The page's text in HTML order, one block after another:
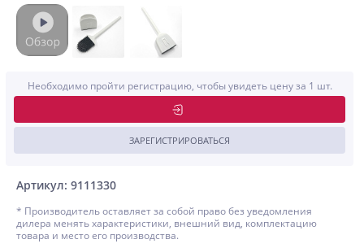
Артикул: 9111330
Необходимо пройти регистрацию, чтобы увидеть цену за 1 шт.
ЗАРЕГИСТРИРОВАТЬСЯ
* Производитель оставляет за собой право без уведомления
дилера менять характеристики, внешний вид, комплектацию
товара и место его производства.